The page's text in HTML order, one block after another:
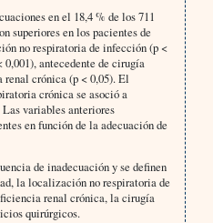
en el 18,4 % de los 711
superiores en los pacientes de
no respiratoria de infección (p <
antecedente de cirugía
crónica (p < 0,05). El
crónica se asoció a
variables anteriores
en función de la adecuación de
de inadecuación y se definen
la localización no respiratoria de
renal crónica, la cirugía
quirúrgicos.